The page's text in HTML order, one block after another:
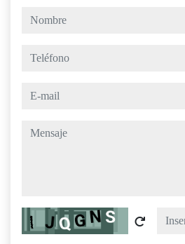
nombre
teléfono
e-mail
mensaje
Captcha